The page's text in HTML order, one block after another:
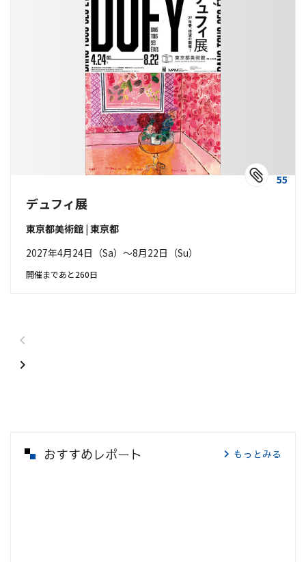
55
デュフィ展
東京都美術館 | 東京都
2027年4月24日（Sa）〜8月22日（Su）
開催まであと260日
おすすめレポート もっとみる